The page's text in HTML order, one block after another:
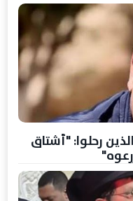
رحلوا: "أشتاق